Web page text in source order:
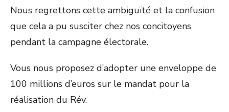
Nous regrettons cette ambiguïté et la confusion
que cela a pu susciter chez nos concitoyens
pendant la campagne électorale.
Vous nous proposez d’adopter une enveloppe de
100 millions d’euros sur le mandat pour la
réalisation du Rév.